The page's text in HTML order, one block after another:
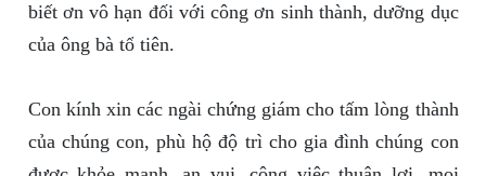
biết ơn vô hạn đối với công ơn sinh thành, dưỡng dục
của ông bà tổ tiên.
Con kính xin các ngài chứng giám cho tấm lòng thành
của chúng con, phù hộ độ trì cho gia đình chúng con